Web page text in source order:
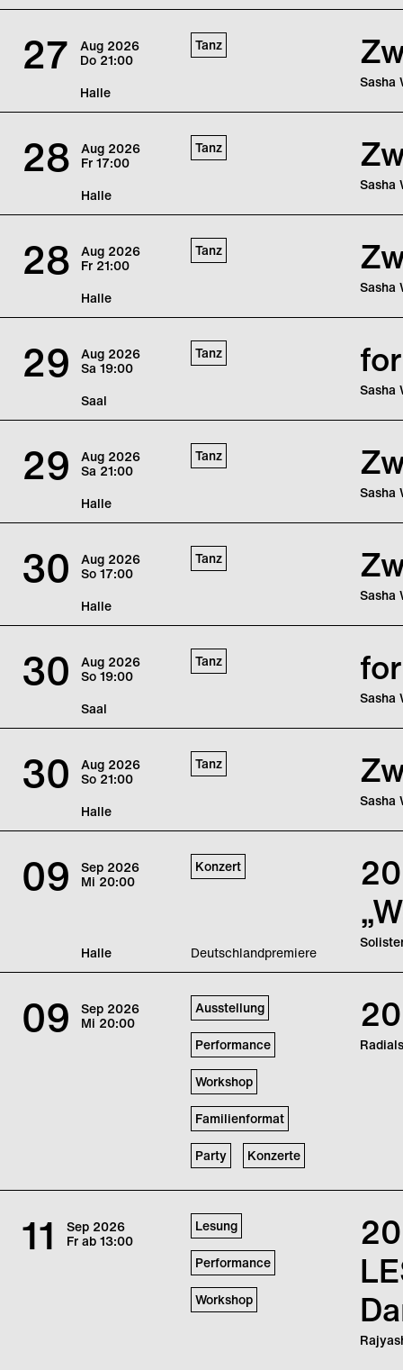
27 Aug 2026
Do 21:00
Halle
Tanz
Sasha
28 Aug 2026
Fr17:00
Halle
Tanz
Sasha
28 Aug 2026
Fr 21:00
Halle
Tanz
Sasha
29 Aug 2026
Sa19:00
Saal
Tanz
Sasha
29 Aug 2026
Sa 21:00
Halle
Tanz
Sasha
30 Aug 2026
So17:00
Halle
Tanz
Sasha
30 Aug 2026
So19:00
Saal
Tanz
Sasha
30 Aug 2026
So 21:00
Halle
Tanz
Sasha
09 Sep 2026
Mi 20:00
Halle
Konzert
Deutschlandpremiere
09 Sep 2026
Mi 20:00
Ausstellung
Performance
Workshop
Familienformat
Party
Konzerte
11 Sep 2026
Frab 13:00
Lesung
Performance
Workshop